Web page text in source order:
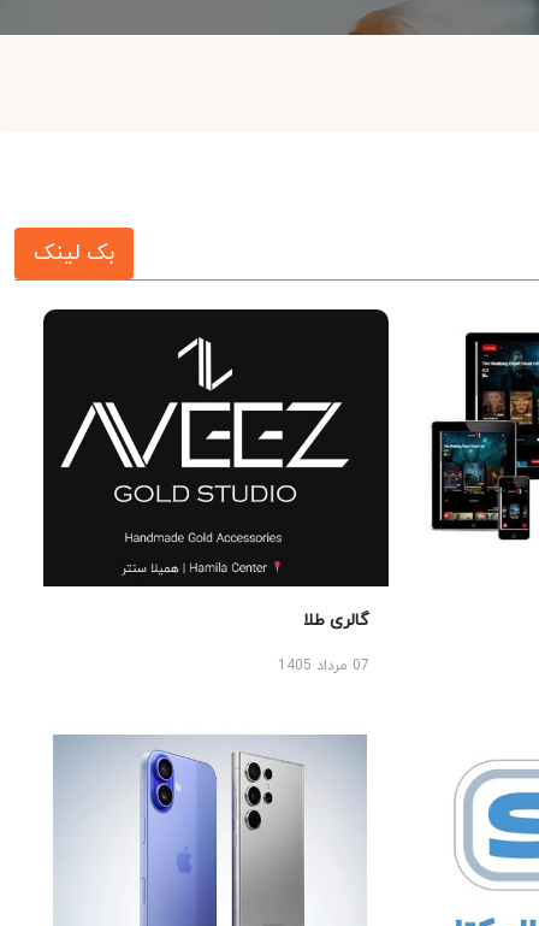
بک لینک
گالری طلا
07 مرداد 1405